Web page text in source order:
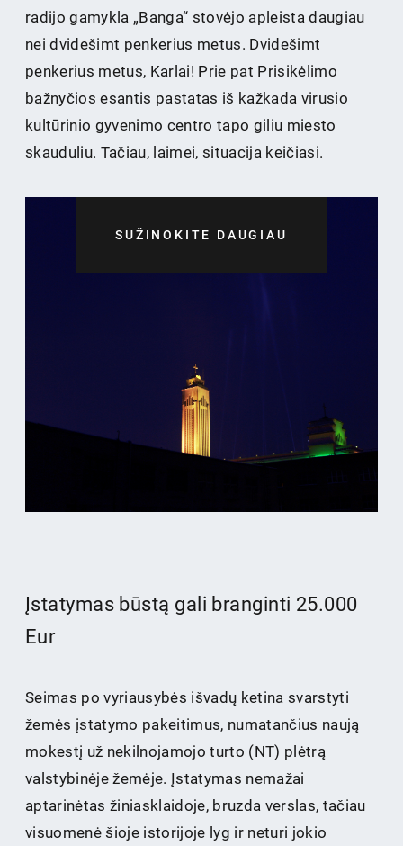
radijo gamykla „Banga“ stovėjo apleista daugiau
nei dvidešimt penkerius metus. Dvidešimt
penkerius metus, Karlai! Prie pat Prisikėlimo
bažnyčios esantis pastatas iš kažkada virusio
kultūrinio gyvenimo centro tapo giliu miesto
skauduliu. Tačiau, laimei, situacija keičiasi.
SUŽINOKITE DAUGIAU
Įstatymas būstą gali branginti 25.000
Eur
Seimas po vyriausybės išvadų ketina svarstyti
žemės įstatymo pakeitimus, numatančius naują
mokestį už nekilnojamojo turto (NT) plėtrą
valstybinėje žemėje. Įstatymas nemažai
aptarinėtas žiniasklaidoje, bruzda verslas, tačiau
visuomenė šioje istorijoje lyg ir neturi jokio